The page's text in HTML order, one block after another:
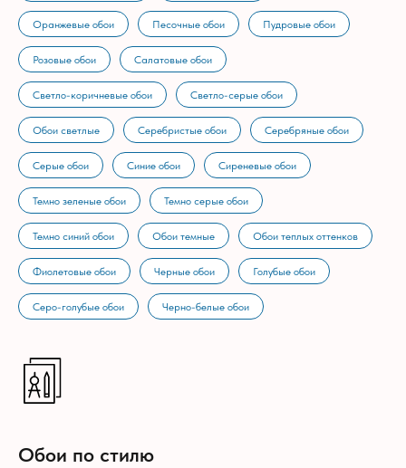
Оранжевые обои Песочные обои Пудровые обои
Розовые обои Салатовые обои
Светло-коричневые обои Светло-серые обои
Обои светлые Серебристые обои Серебряные обои
Серые обои Синие обои Сиреневые обои
Темно зеленые обои Темно серые обои
Темно синий обои Обои темные Обои теплых оттенков
Фиолетовые обои Черные обои Голубые обои
Серо-голубые обои Черно-белые обои
Обои по стилю